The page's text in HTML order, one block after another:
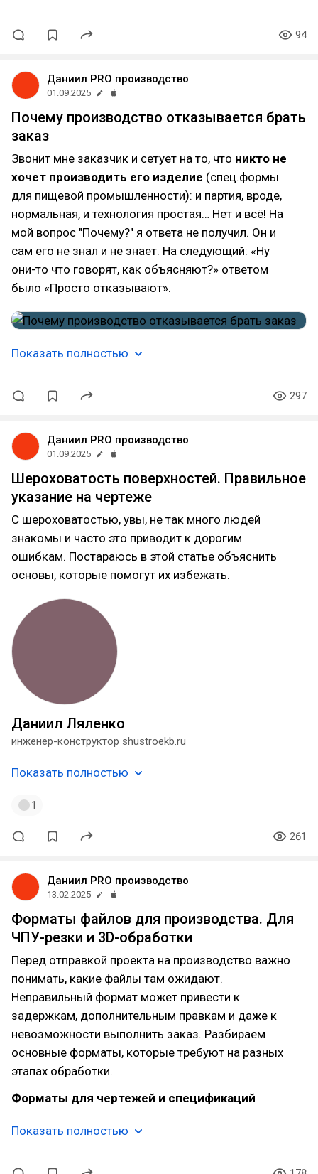
94
Даниил PRO производство
01.09.2025
Почему производство отказывается брать
заказ
Звонит мне заказчик и сетует на то, что никто не
хочет производить его изделие (спец.формы
для пищевой промышленности): и партия, вроде,
нормальная, и технология простая… Нет и всё! На
мой вопрос "Почему?" я ответа не получил. Он и
сам его не знал и не знает. На следующий: «Ну
они-то что говорят, как объясняют?» ответом
было «Просто отказывают».
Показать полностью
297
Даниил PRO производство
01.09.2025
Шероховатость поверхностей. Правильное
указание на чертеже
С шероховатостью, увы, не так много людей
знакомы и часто это приводит к дорогим
ошибкам. Постараюсь в этой статье объяснить
основы, которые помогут их избежать.
Даниил Ляленко
инженер-конструктор shustroekb.ru
Показать полностью
1
261
Даниил PRO производство
13.02.2025
Форматы файлов для производства. Для
ЧПУ-резки и 3D-обработки
Перед отправкой проекта на производство важно
понимать, какие файлы там ожидают.
Неправильный формат может привести к
задержкам, дополнительным правкам и даже к
невозможности выполнить заказ. Разбираем
основные форматы, которые требуют на разных
этапах обработки.
Форматы для чертежей и спецификаций
Показать полностью